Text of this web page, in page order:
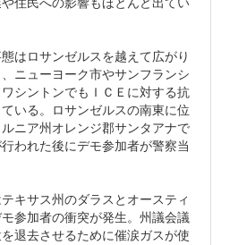
ロサンゼルスを越えて広がり
ニューヨーク市やサンフランシ
シントンでもＩＣＥに対する抗
いる。ロサンゼルスの南東に位
ニア州オレンジ郡サンタアナで
われた後にデモ参加者が警察当
サス州のダラスとオースティ
参加者の衝突が発生。州議会議
退去させるために催涙ガスが使